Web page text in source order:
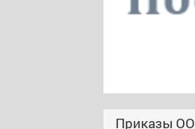
Приказы ОО